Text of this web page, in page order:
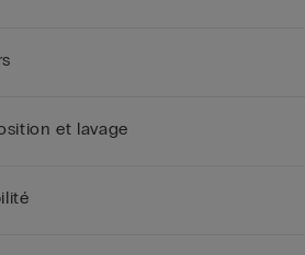
et lavage